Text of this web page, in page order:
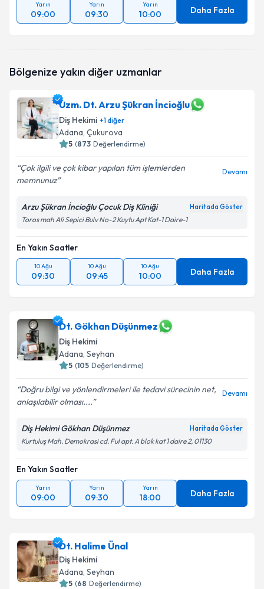
Yarın
09:00
Yarın
09:30
Yarın
10:00 Daha Fazla
Bölgenize yakın diğer uzmanlar
Uzm. Dt. Arzu Şükran İncioğlu
Diş Hekimi +1diğer
Adana, Çukurova
5 (873 Değerlendirme)
Çok ilgili ve çok kibar yapılan tüm işlemlerden
memnunuz
Devamı
Arzu Şükran İncioğlu Çocuk Diş Kliniği Haritada Göster
Toros mah Ali Sepici Bulv No-2 Kuytu Apt Kat-1 Daire-1
En Yakın Saatler
10 Ağu
09:30
10 Ağu
09:45
10 Ağu
10:00 Daha Fazla
Dt. Gökhan Düşünmez
Diş Hekimi
Adana, Seyhan
5 (105 Değerlendirme)
Doğru bilgi ve yönlendirmeleri ile tedavi sürecinin net,
anlaşılabilir olması....
Devamı
Diş Hekimi Gökhan Düşünmez Haritada Göster
Kurtuluş Mah. Demokrasi cd. Ful apt. A blok kat 1 daire 2, 01130
En Yakın Saatler
Yarın
09:00
Yarın
09:30
Yarın
18:00 Daha Fazla
Dt. Halime Ünal
Diş Hekimi
Adana, Seyhan
5 (68 Değerlendirme)